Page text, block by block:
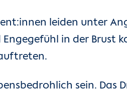
leiden unter
in der Brust
sein. Das